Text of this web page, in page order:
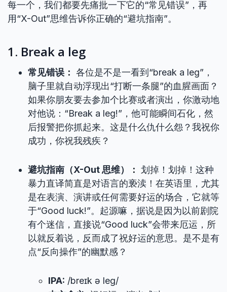
每一个，我们都要先痛批一下它的“常见错误”，再
用“X-Out”思维告诉你正确的“避坑指南”。
1. Break a leg
常见错误： 各位是不是一看到“break a leg”，
脑子里就自动浮现出“打断一条腿”的血腥画面？
如果你朋友要去参加个比赛或者演出，你激动地
对他说：“Break a leg!”，他可能瞬间石化，然
后报警把你抓起来。这是什么仇什么怨？我祝你
成功，你祝我残疾？
避坑指南（X-Out 思维）： 划掉！划掉！这种
暴力直译简直是对语言的亵渎！在英语里，尤其
是在表演、演讲或任何需要好运的场合，它就等
于“Good luck!”。起源嘛，据说是因为以前剧院
有个迷信，直接说“Good luck”会带来厄运，所
以就反着说，反而成了祝好运的意思。是不是有
点“反向操作”的幽默感？
IPA: /breɪk ə leɡ/